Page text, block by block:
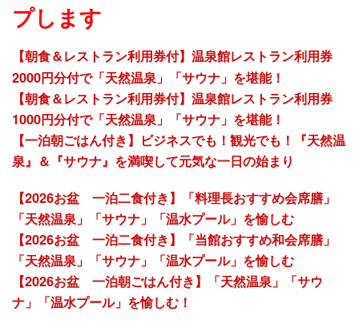
プします
【朝食＆レストラン利用券付】温泉館レストラン利用券
2000円分付で「天然温泉」「サウナ」を堪能！
【朝食＆レストラン利用券付】温泉館レストラン利用券
1000円分付で「天然温泉」「サウナ」を堪能！
【一泊朝ごはん付き】ビジネスでも！観光でも！『天然温
泉』＆『サウナ』を満喫して元気な一日の始まり
【2026お盆 一泊二食付き】「料理長おすすめ会席膳」
「天然温泉」「サウナ」「温水プール」を愉しむ
【2026お盆 一泊二食付き】「当館おすすめ和会席膳」
「天然温泉」「サウナ」「温水プール」を愉しむ
【2026お盆 一泊朝ごはん付き】「天然温泉」「サウ
ナ」「温水プール」を愉しむ！